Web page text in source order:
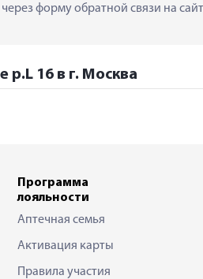
форму обратной связи на
р.L 16 в г. Москва
Программа
лояльности
Аптечная семья
Активация карты
Правила участия